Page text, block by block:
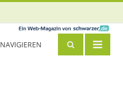
NAVIGIEREN